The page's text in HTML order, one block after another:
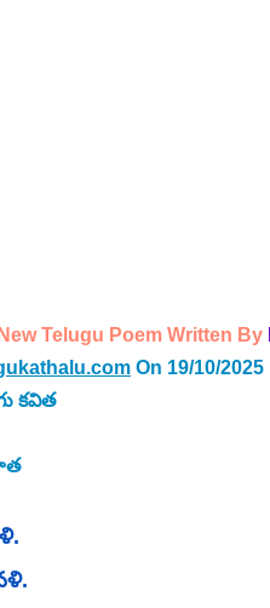
Telugu Poem Written By
On 19/10/2025
కవిత